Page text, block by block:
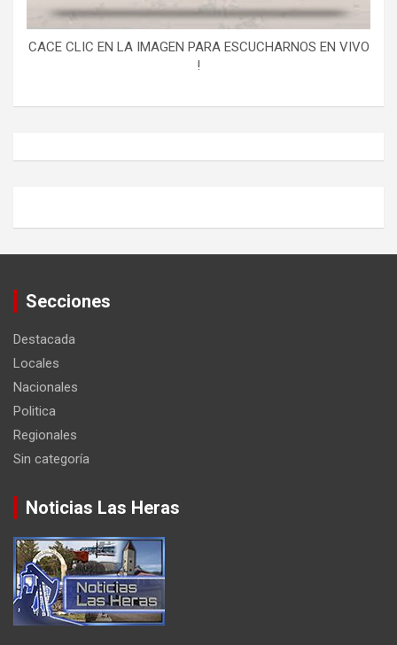
CACE CLIC EN LA IMAGEN PARA ESCUCHARNOS EN VIVO
!
Secciones
Destacada
Locales
Nacionales
Politica
Regionales
Sin categoría
Noticias Las Heras